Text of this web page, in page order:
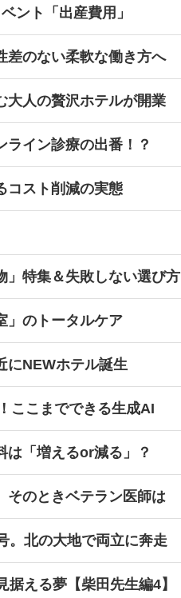
ント「出産費用」
差のない柔軟な働き方へ
大人の贅沢ホテルが開業
ライン診療の出番！？
コスト削減の実態
」特集＆失敗しない選び方
」のトータルケア
にNEWホテル誕生
ここまでできる生成AI
「増えるor減る」？
そのときベテラン医師は
。北の大地で両立に奔走
据える夢【柴田先生編4】